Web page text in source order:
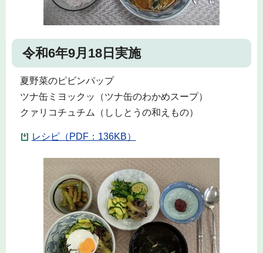
令和6年9月18日実施
夏野菜のピビンパップ
ツナ缶ミヨックッ（ツナ缶のわかめスープ）
クァリコチュチム（ししとうの和えもの）
レシピ（PDF：136KB）